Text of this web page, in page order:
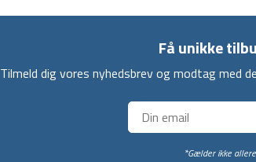
Få unikke
Tilmeld dig vores nyhedsbrev og modtag med
*Gælder ikke